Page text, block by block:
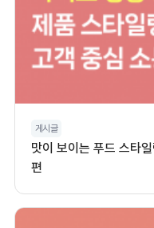
게시글
맛이 보이는 푸드 스타
편